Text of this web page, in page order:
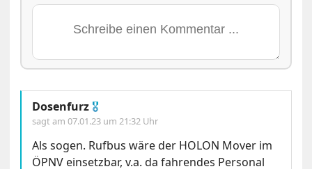
Dosenfurz 🎖
sagt am07.01.23 um 21:32 Uhr
Als sogen. Rufbus wäre der HOLON Mover im
ÖPNV einsetzbar, v.a. da fahrendes Personal